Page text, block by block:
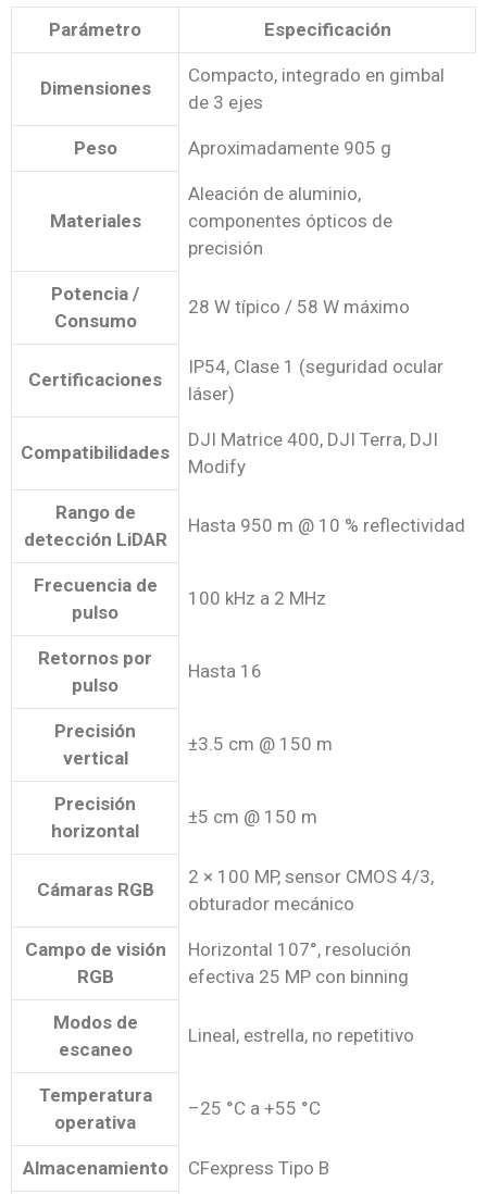
Parámetro Especificación
Dimensiones
Compacto, integrado en gimbal
de 3 ejes
Peso Aproximadamente 905 g
Materiales
Aleación de aluminio,
componentes ópticos de
precisión
Potencia /
Consumo
28 W típico / 58 W máximo
Certificaciones
IP54, Clase 1 (seguridad ocular
láser)
Compatibilidades
DJI Matrice 400, DJI Terra, DJI
Modify
Rango de
detección LiDAR
Hasta 950 m @ 10 % reflectividad
Frecuencia de
pulso
100 kHz a 2 MHz
Retornos por
pulso
Hasta 16
Precisión
vertical
±3.5 cm @ 150 m
Precisión
horizontal
±5 cm @ 150 m
Cámaras RGB
2 × 100 MP, sensor CMOS 4/3,
obturador mecánico
Campo de visión
RGB
Horizontal 107°, resolución
efectiva 25 MP con binning
Modos de
escaneo
Lineal, estrella, no repetitivo
Temperatura
operativa
–25 °C a +55 °C
Almacenamiento CFexpress Tipo B